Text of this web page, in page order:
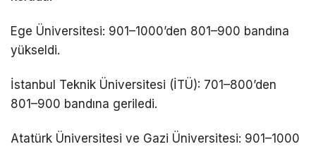
Ege Üniversitesi: 901–1000’den 801–900 bandına
yükseldi.
İstanbul Teknik Üniversitesi (İTÜ): 701–800’den
801–900 bandına geriledi.
Atatürk Üniversitesi ve Gazi Üniversitesi: 901–1000